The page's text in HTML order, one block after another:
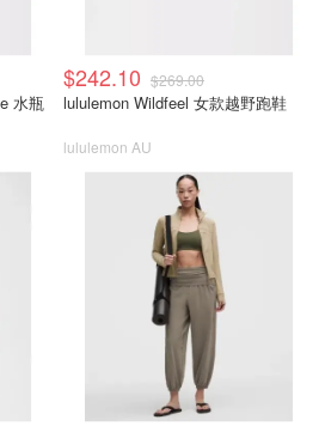
水瓶
$242.10 $269.00
lululemon Wildfeel 女款越野跑鞋
lululemon AU